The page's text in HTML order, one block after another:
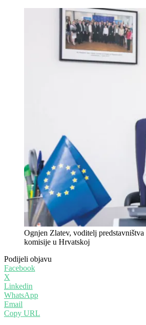
Ognjen Zlatev, voditelj predstavništva
komisije u Hrvatskoj
Podijeli objavu
Facebook
X
Linkedin
WhatsApp
Email
Copy URL